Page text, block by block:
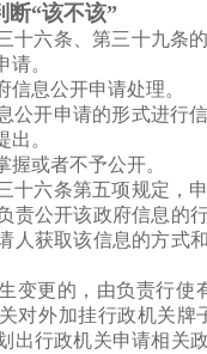
断“该不该”
十六条、第三十九条
。
信息公开申请处理。
公开申请的形式进行
出。
握或者不予公开。
十六条第五项规定，
责公开该政府信息的
人获取该信息的方式
变更的，由负责行使
对外加挂行政机关
出行政机关申请相关